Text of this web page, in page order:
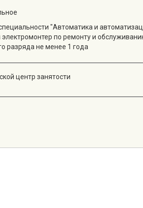
"Автоматика и
по ремонту и
разряда не менее 1 года
центр занятости